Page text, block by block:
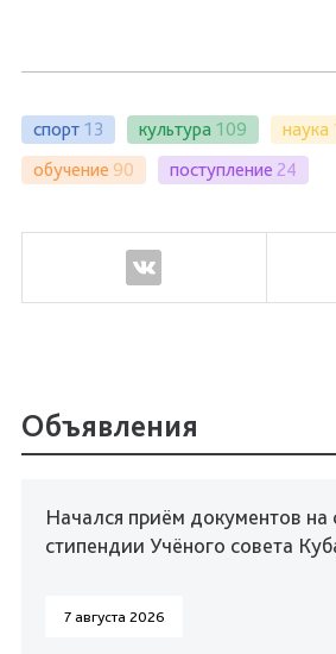
спорт 13 культура 109 наука
обучение 90 поступление 24
Объявления
Начался приём документов на
стипендии Учёного совета
7 августа 2026